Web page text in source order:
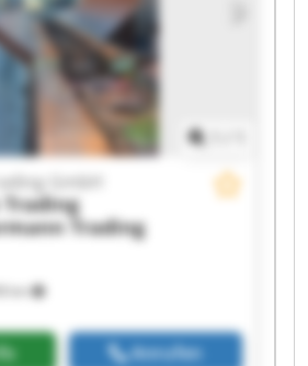
km
GmbH
Trading
Anrufen